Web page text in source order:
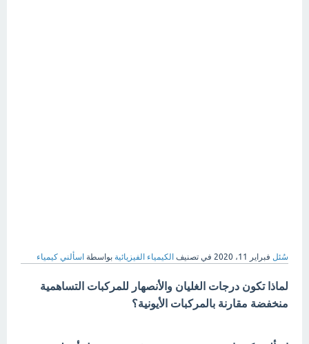
سُئل فبراير 11، 2020 في تصنيف الكيمياء الفيزيائية بواسطة اسألني كيمياء
لماذا تكون درجات الغليان والأنصهار للمركبات التساهمية
منخفضة مقارنة بالمركبات الأيونية؟